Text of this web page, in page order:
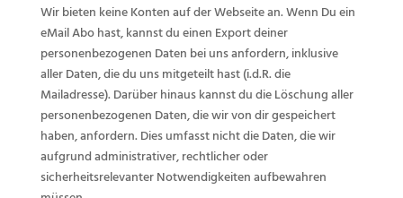
Wir bieten keine Konten auf der Webseite an. Wenn Du ein
eMail Abo hast, kannst du einen Export deiner
personenbezogenen Daten bei uns anfordern, inklusive
aller Daten, die du uns mitgeteilt hast (i.d.R. die
Mailadresse). Darüber hinaus kannst du die Löschung aller
personenbezogenen Daten, die wir von dir gespeichert
haben, anfordern. Dies umfasst nicht die Daten, die wir
aufgrund administrativer, rechtlicher oder
sicherheitsrelevanter Notwendigkeiten aufbewahren